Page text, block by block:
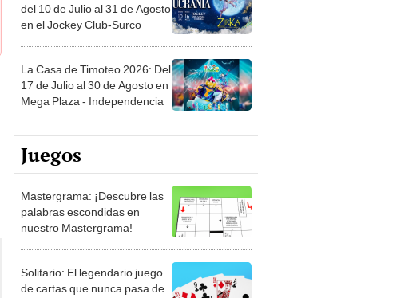
del 10 de Julio al 31 de Agosto
en el Jockey Club-Surco
La Casa de Timoteo 2026: Del
17 de Julio al 30 de Agosto en
Mega Plaza - Independencia
Juegos
Mastergrama: ¡Descubre las
palabras escondidas en
nuestro Mastergrama!
Solitario: El legendario juego
de cartas que nunca pasa de